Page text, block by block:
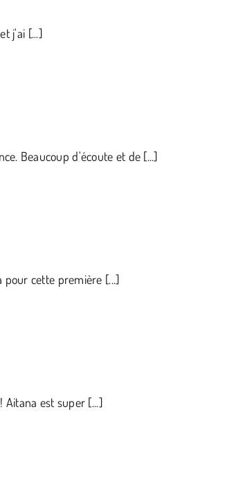
j'ai [...]
Beaucoup d'écoute et de [...]
pour cette première [...]
Aitana est super [...]